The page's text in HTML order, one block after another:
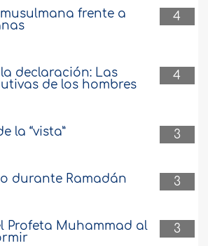
4
musulmana frente a
4
declaración: Las
de los hombres
3
la “vista”
3
durante Ramadán
3
Profeta Muhammad al